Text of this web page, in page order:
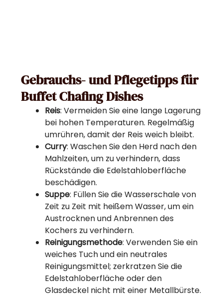
Gebrauchs- und Pflegetipps für
Buffet Chafing Dishes
Reis: Vermeiden Sie eine lange Lagerung
bei hohen Temperaturen. Regelmäßig
umrühren, damit der Reis weich bleibt.
Curry: Waschen Sie den Herd nach den
Mahlzeiten, um zu verhindern, dass
Rückstände die Edelstahloberfläche
beschädigen.
Suppe: Füllen Sie die Wasserschale von
Zeit zu Zeit mit heißem Wasser, um ein
Austrocknen und Anbrennen des
Kochers zu verhindern.
Reinigungsmethode: Verwenden Sie ein
weiches Tuch und ein neutrales
Reinigungsmittel; zerkratzen Sie die
Edelstahloberfläche oder den
Glasdeckel nicht mit einer Metallbürste.